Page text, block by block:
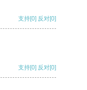
支持[0] 反对[0]
支持[0] 反对[0]